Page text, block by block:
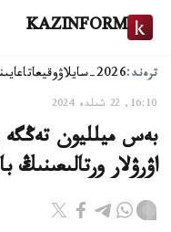
KAZINFORM
ترەند:2026-سايلاۋ وقيعا
16:10, 22 شىلدە 2024
بەس ميلليون تەڭگە
اۋرۋلار